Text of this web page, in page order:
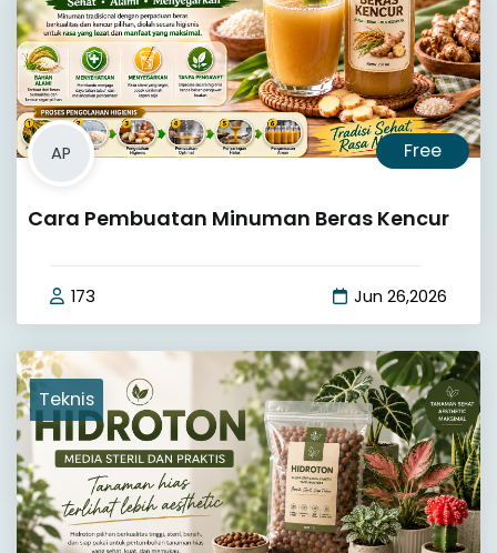
AP Free
Cara Pembuatan Minuman Beras Kencur
173 Jun 26,2026
Teknis